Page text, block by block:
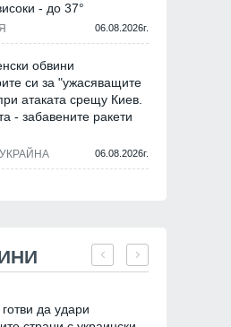
- до 37°
06.08.2026г.
обвини
си за "ужасяващите
атаката срещу Киев.
- забавените ракети
06.08.2026г.
да удари